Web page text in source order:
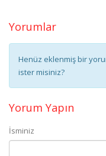
Yorumlar
Henüz eklenmiş bir
ister misiniz?
Yorum Yapın
İsminiz